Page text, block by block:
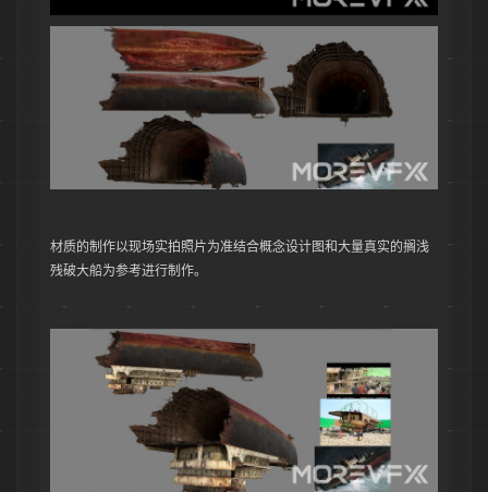
材质的制作以现场实拍照片为准结合概念设计图和大量真实的搁浅
残破大船为参考进行制作。